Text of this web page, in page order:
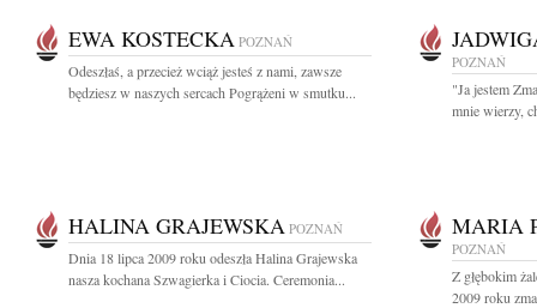
EWA KOSTECKA POZNAŃ
Odeszłaś, a przecież wciąż jesteś z nami, zawsze
będziesz w naszych sercach Pogrążeni w smutku...
POZNAŃ
"Ja jestem
mnie wierzy,
HALINA GRAJEWSKA POZNAŃ
Dnia 18 lipca 2009 roku odeszła Halina Grajewska
nasza kochana Szwagierka i Ciocia. Ceremonia...
MARIA
POZNAŃ
Z głębokim
2009 roku